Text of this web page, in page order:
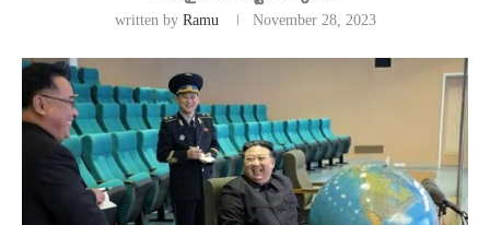
written by Ramu November 28, 2023